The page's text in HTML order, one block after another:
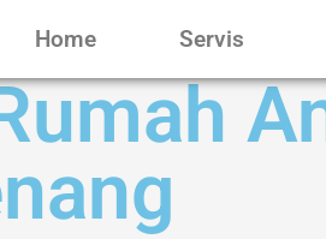
Home Servis